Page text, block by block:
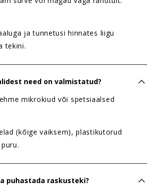
ja tunnetusi hinnates liigu
tekini.
need on valmistatud?
mikrokiud või spetsiaalsed
(kõige vaiksem), plastikutorud
puhastada raskusteki?